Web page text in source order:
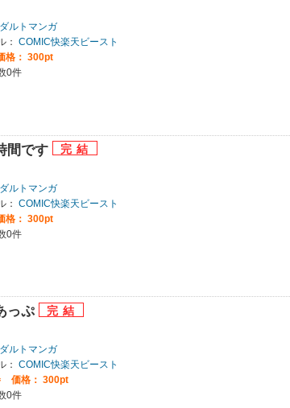
ルトマンガ
： COMIC快楽天ビースト
格： 300pt
0件
間です
ルトマンガ
： COMIC快楽天ビースト
格： 300pt
0件
っぷ
ルトマンガ
： COMIC快楽天ビースト
価格： 300pt
0件